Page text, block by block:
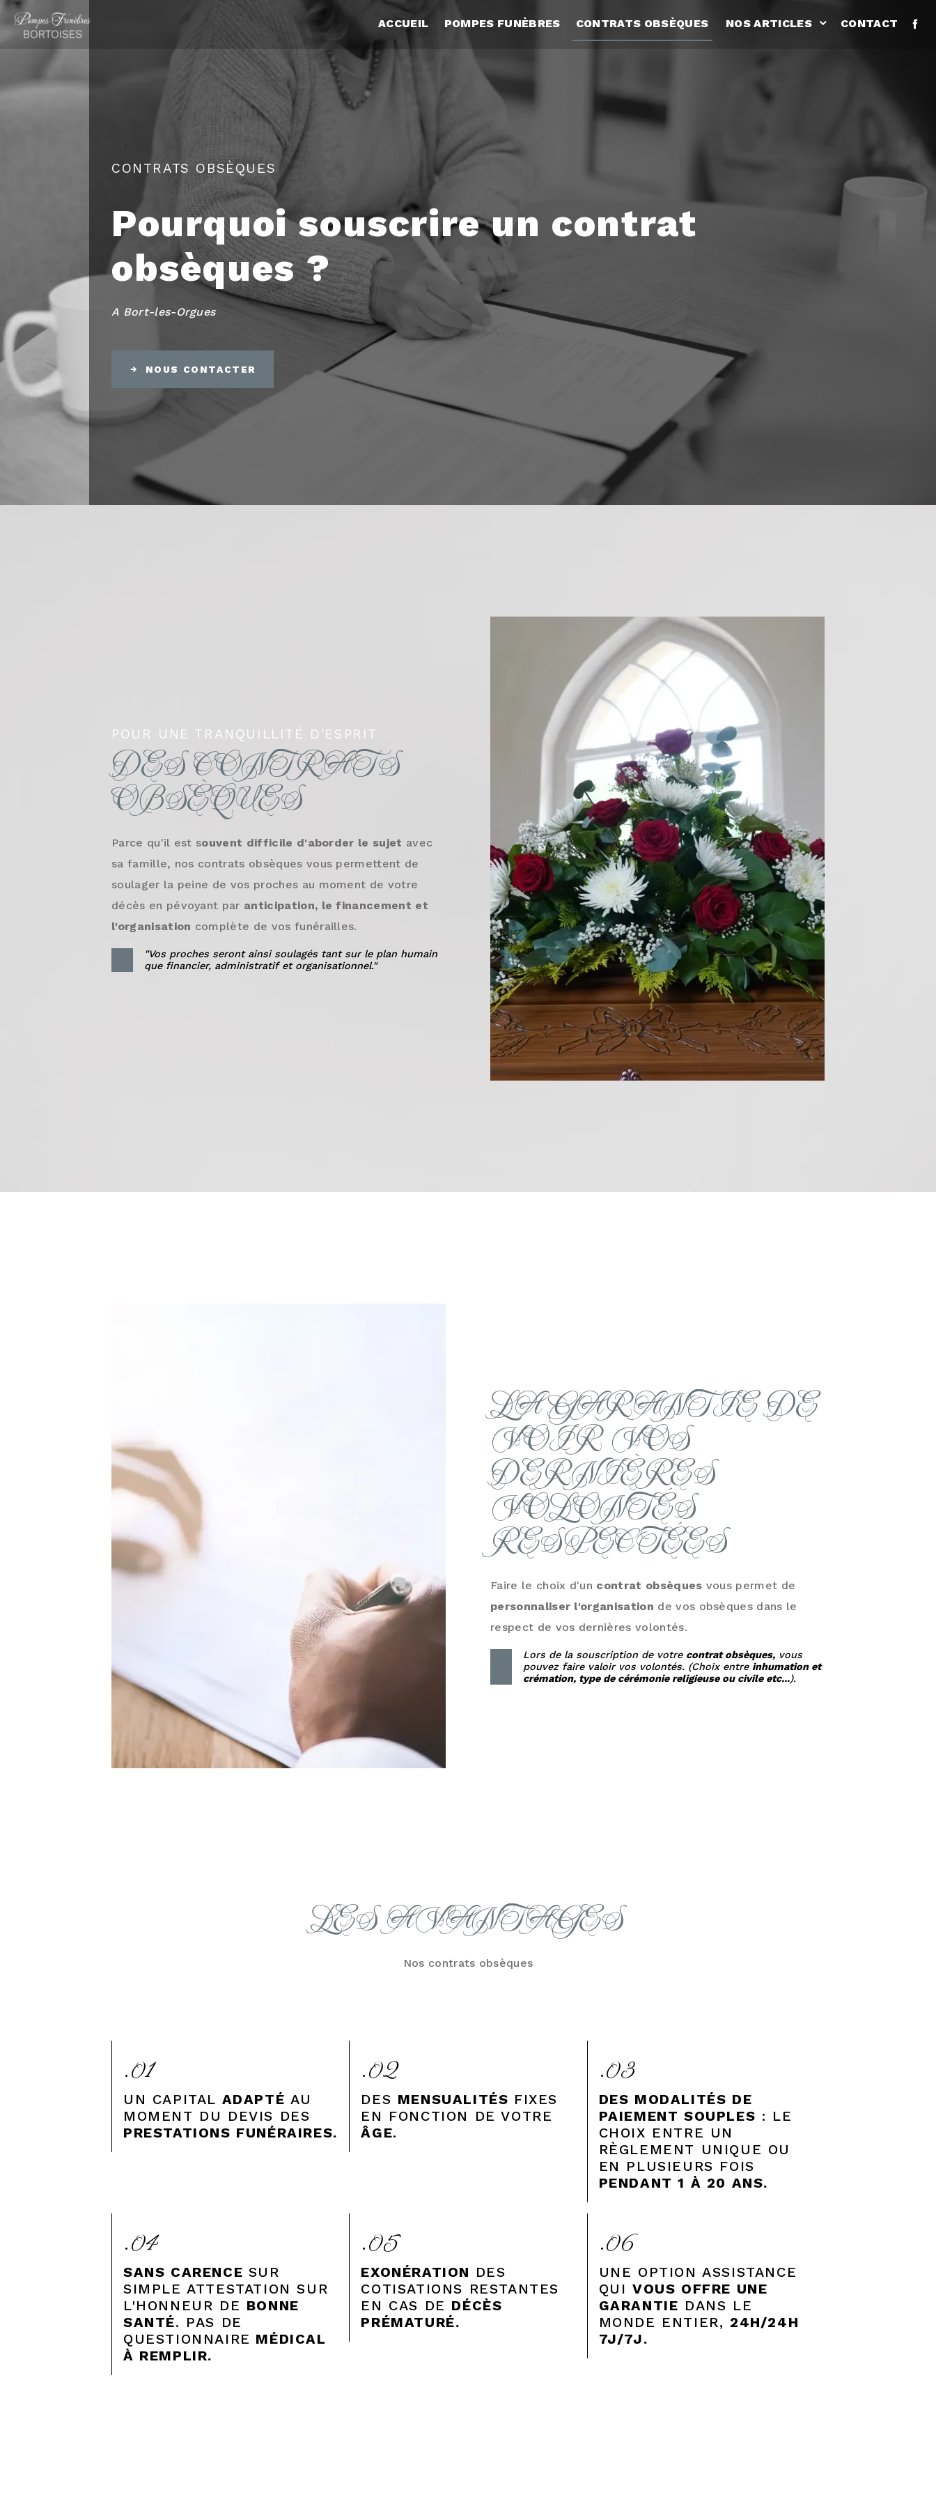
ACCUEIL POMPES FUNÈBRES CONTRATS OBSÈQUES NOS ARTICLES CONTACT
CONTRATS OBSÈQUES
Pourquoi souscrire un contrat
obsèques ?
A Bort-les-Orgues
NOUS CONTACTER
POUR UNE TRANQUILLITÉ D'ESPRIT
DES CONTRATS
OBSÈQUES
Parce qu'il est souvent difficile d'aborder le sujet avec
sa famille, nos contrats obsèques vous permettent de
soulager la peine de vos proches au moment de votre
décès en pévoyant par anticipation, le financement et
l'organisation complète de vos funérailles.
"Vos proches seront ainsi soulagés tant sur le plan humain
que financier, administratif et organisationnel."
LA GARANTIE DE
VOIR VOS
DERNIÈRES
VOLONTÉS
RESPECTÉES
Faire le choix d'un contrat obsèques vous permet de
personnaliser l'organisation de vos obsèques dans le
respect de vos dernières volontés.
Lors de la souscription de votre contrat obsèques, vous
pouvez faire valoir vos volontés. (Choix entre inhumation et
crémation, type de cérémonie religieuse ou civile etc...).
LES AVANTAGES
Nos contrats obsèques
.01
UN CAPITAL ADAPTÉ AU
MOMENT DU DEVIS DES
PRESTATIONS FUNÉRAIRES.
.02
DES MENSUALITÉS FIXES
EN FONCTION DE VOTRE
ÂGE.
.03
DES MODALITÉS DE
PAIEMENT SOUPLES : LE
CHOIX ENTRE UN
RÈGLEMENT UNIQUE OU
EN PLUSIEURS FOIS
PENDANT 1 À 20 ANS.
.04
SANS CARENCE SUR
SIMPLE ATTESTATION SUR
L'HONNEUR DE BONNE
SANTÉ. PAS DE
QUESTIONNAIRE MÉDICAL
À REMPLIR.
.05
EXONÉRATION DES
COTISATIONS RESTANTES
EN CAS DE DÉCÈS
PRÉMATURÉ.
.06
UNE OPTION ASSISTANCE
QUIVOUS OFFRE UNE
GARANTIE DANS LE
MONDE ENTIER, 24H/24H
7J/7J.
Panneau de gestion des cookies